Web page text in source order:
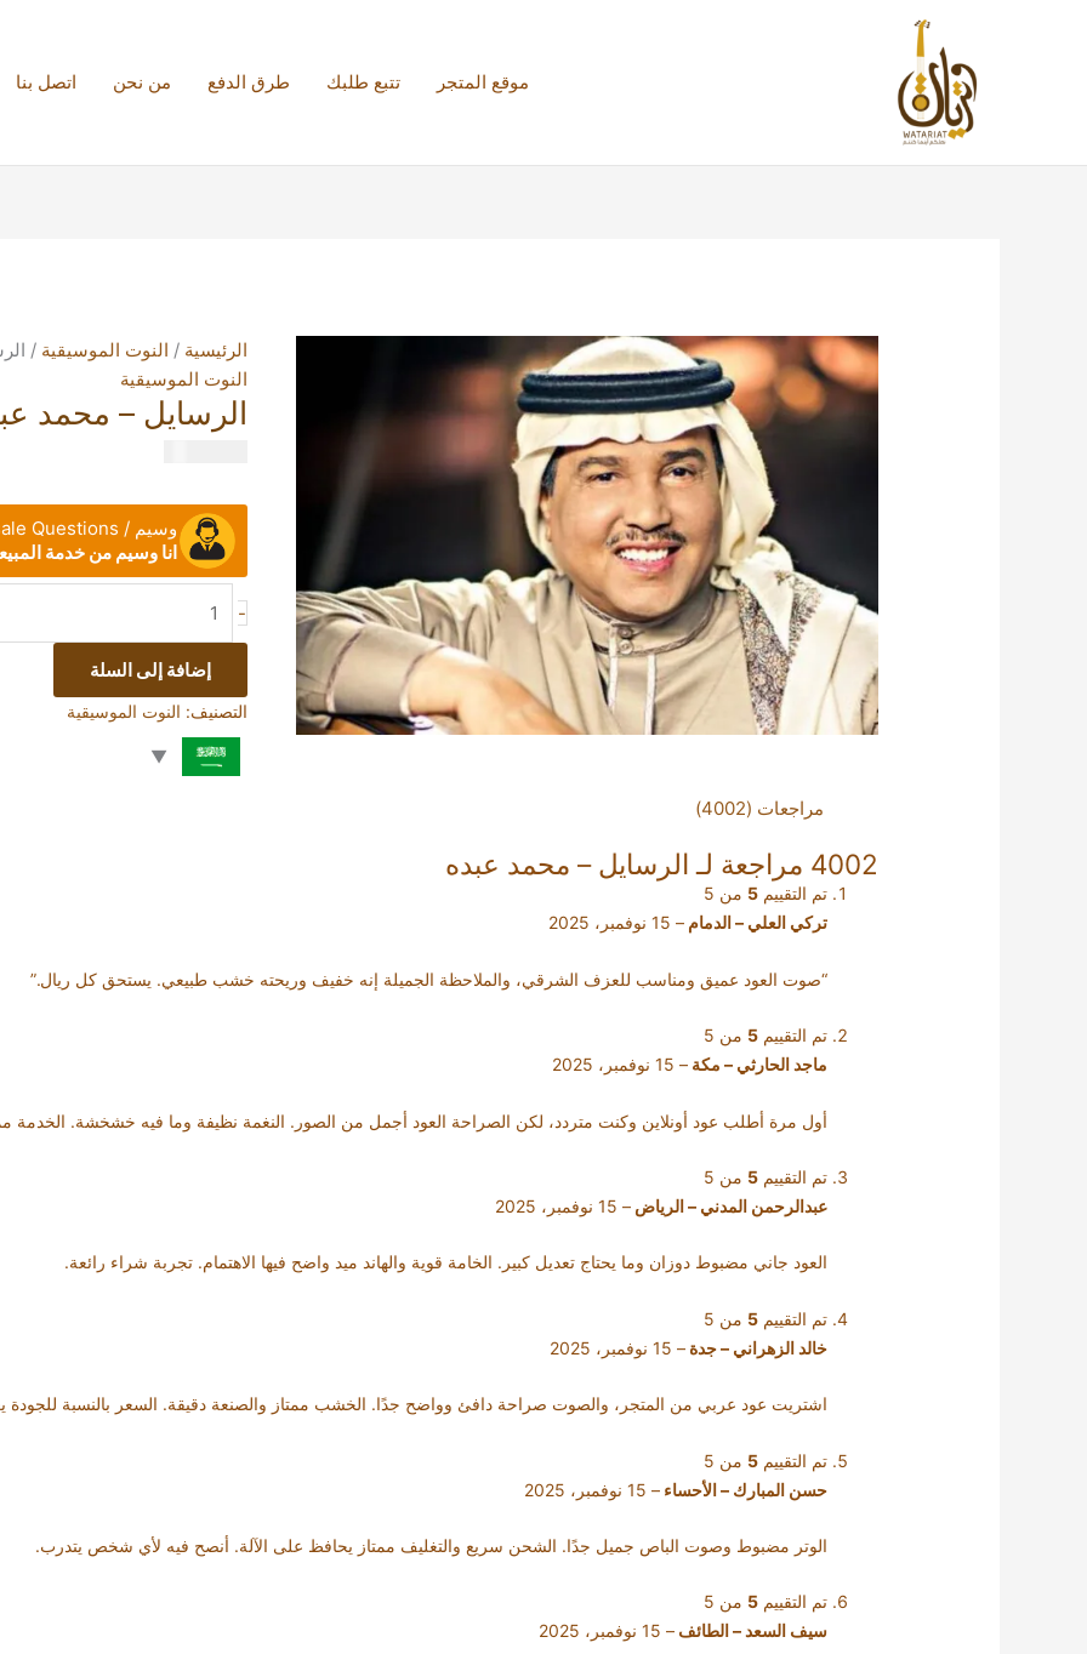
موقع المتجر تتبع طلبك طرق الدفع من نحن اتصل بنا
الرئيسية / النوت الموسيقية /
النوت الموسيقية
الرسايل – محمد
وسيم / Pre-sale Questions
انا وسيم من خدمة
-
محمد
إضافة إلى السلة
التصنيف: النوت الموسيقية
مراجعات (4002)
4002 مراجعة لـ الرسايل – محمد عبده
تم التقييم5 من 5
تركي العلي – الدمام– 15 نوفمبر، 2025
“صوت العود عميق ومناسب للعزف الشرقي، والملاحظة الجميلة إنه خفيف وريحته خشب طبيعي. يستحق كل ريال.”
تم التقييم5 من 5
ماجد الحارثي – مكة– 15 نوفمبر، 2025
أول مرة أطلب عود أونلاين وكنت متردد، لكن الصراحة العود أجمل من الصور. النغمة نظيفة وما فيه خشخشة. الخدمة
تم التقييم5 من 5
عبدالرحمن المدني – الرياض– 15 نوفمبر، 2025
العود جاني مضبوط دوزان وما يحتاج تعديل كبير. الخامة قوية والهاند ميد واضح فيها الاهتمام. تجربة شراء رائعة.
تم التقييم5 من 5
خالد الزهراني – جدة– 15 نوفمبر، 2025
اشتريت عود عربي من المتجر، والصوت صراحة دافئ وواضح جدًا. الخشب ممتاز والصنعة دقيقة. السعر بالنسبة للجودة
تم التقييم5 من 5
حسن المبارك – الأحساء– 15 نوفمبر، 2025
الوتر مضبوط وصوت الباص جميل جدًا. الشحن سريع والتغليف ممتاز يحافظ على الآلة. أنصح فيه لأي شخص يتدرب.
تم التقييم5 من 5
سيف السعد – الطائف– 15 نوفمبر، 2025